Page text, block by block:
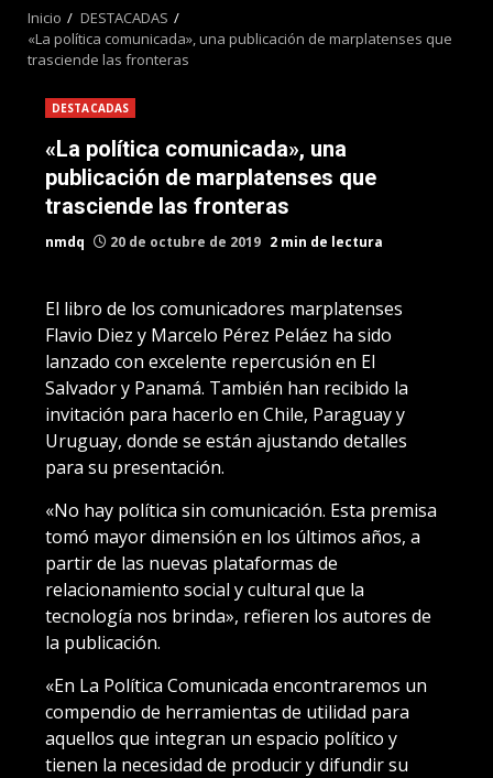
Inicio
DESTACADAS
«La política comunicada», una publicación de marplatenses que
trasciende las fronteras
DESTACADAS
«La política comunicada», una
publicación de marplatenses que
trasciende las fronteras
nmdq 20 de octubre de 2019 2 min de lectura
El libro de los comunicadores marplatenses
Flavio Diez y Marcelo Pérez Peláez ha sido
lanzado con excelente repercusión en El
Salvador y Panamá. También han recibido la
invitación para hacerlo en Chile, Paraguay y
Uruguay, donde se están ajustando detalles
para su presentación.
«No hay política sin comunicación. Esta premisa
tomó mayor dimensión en los últimos años, a
partir de las nuevas plataformas de
relacionamiento social y cultural que la
tecnología nos brinda», refieren los autores de
la publicación.
«En La Política Comunicada encontraremos un
compendio de herramientas de utilidad para
aquellos que integran un espacio político y
tienen la necesidad de producir y difundir su